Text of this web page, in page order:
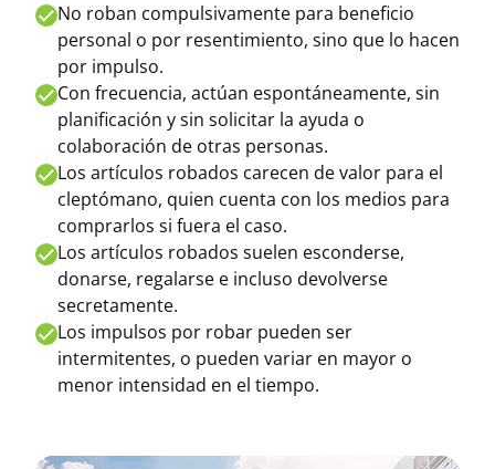
No roban compulsivamente para beneficio
personal o por resentimiento, sino que lo hacen
por impulso.
Con frecuencia, actúan espontáneamente, sin
planificación y sin solicitar la ayuda o
colaboración de otras personas.
Los artículos robados carecen de valor para el
cleptómano, quien cuenta con los medios para
comprarlos si fuera el caso.
Los artículos robados suelen esconderse,
donarse, regalarse e incluso devolverse
secretamente.
Los impulsos por robar pueden ser
intermitentes, o pueden variar en mayor o
menor intensidad en el tiempo.